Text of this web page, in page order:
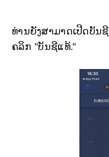
ທ່ານຍັງສາມາດເປີດບັນ
ຄລິກ "ບັນຊີແທ້."